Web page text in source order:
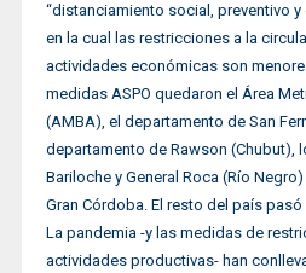
“distanciamiento social, preventivo
en la cual las restricciones a la
actividades económicas son
medidas ASPO quedaron el Área
(AMBA), el departamento de San
departamento de Rawson (Chubut),
Bariloche y General Roca (Río
Gran Córdoba. El resto del país pasó
La pandemia -y las medidas de
actividades productivas- han